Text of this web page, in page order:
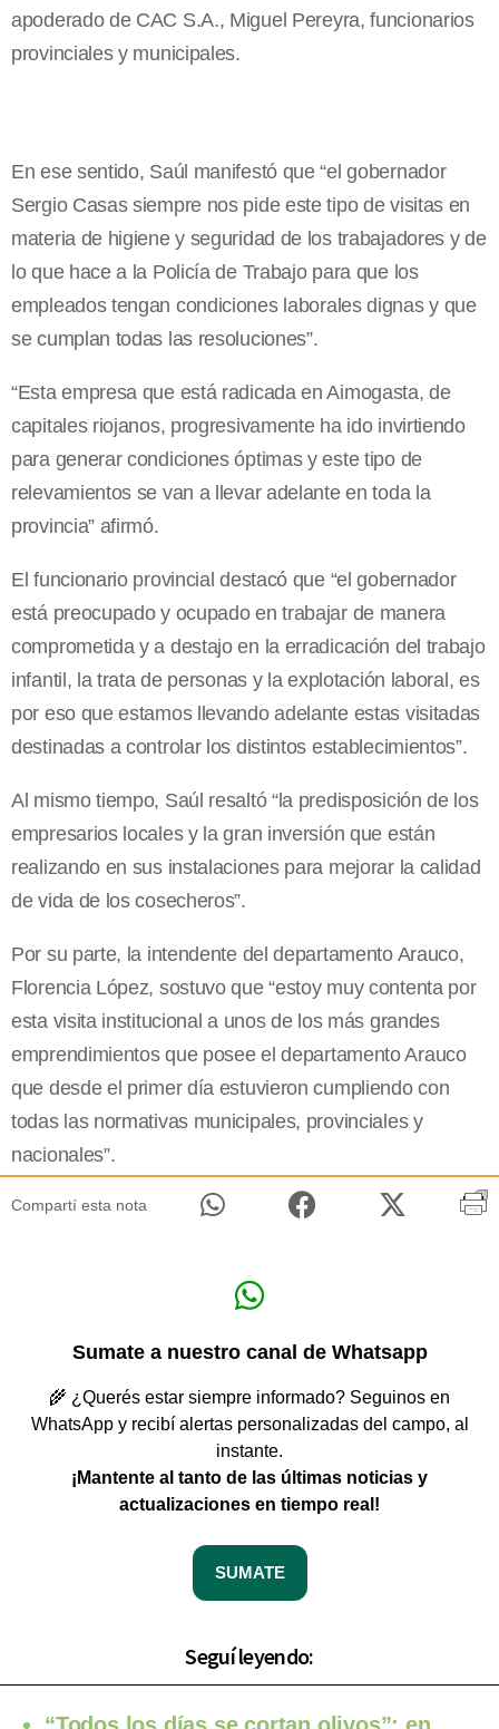
apoderado de CAC S.A., Miguel Pereyra, funcionarios
provinciales y municipales.
En ese sentido, Saúl manifestó que “el gobernador
Sergio Casas siempre nos pide este tipo de visitas en
materia de higiene y seguridad de los trabajadores y de
lo que hace a la Policía de Trabajo para que los
empleados tengan condiciones laborales dignas y que
se cumplan todas las resoluciones”.
“Esta empresa que está radicada en Aimogasta, de
capitales riojanos, progresivamente ha ido invirtiendo
para generar condiciones óptimas y este tipo de
relevamientos se van a llevar adelante en toda la
provincia” afirmó.
El funcionario provincial destacó que “el gobernador
está preocupado y ocupado en trabajar de manera
comprometida y a destajo en la erradicación del trabajo
infantil, la trata de personas y la explotación laboral, es
por eso que estamos llevando adelante estas visitadas
destinadas a controlar los distintos establecimientos”.
Al mismo tiempo, Saúl resaltó “la predisposición de los
empresarios locales y la gran inversión que están
realizando en sus instalaciones para mejorar la calidad
de vida de los cosecheros”.
Por su parte, la intendente del departamento Arauco,
Florencia López, sostuvo que “estoy muy contenta por
esta visita institucional a unos de los más grandes
emprendimientos que posee el departamento Arauco
que desde el primer día estuvieron cumpliendo con
todas las normativas municipales, provinciales y
nacionales”.
Compartí esta nota
Sumate a nuestro canal de Whatsapp
🌾 ¿Querés estar siempre informado? Seguinos en
WhatsApp y recibí alertas personalizadas del campo, al
instante.
¡Mantente al tanto de las últimas noticias y
actualizaciones en tiempo real!
SUMATE
Seguí leyendo: